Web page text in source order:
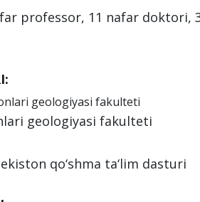
professor, 11 nafar doktori,
geologiyasi fakulteti
geologiyasi fakulteti
qo‘shma ta‘lim dasturi